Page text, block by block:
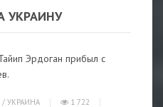
УКРАИНУ
Эрдоган прибыл с
/ УКРАИНА 1 722